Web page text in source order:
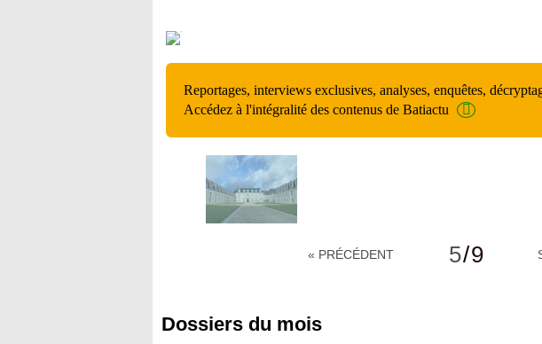
Reportages, interviews exclusives, analyses, enquêtes,
Accédez à l'intégralité des contenus de Batiactu
« PRÉCÉDENT 5/9
Dossiers du mois